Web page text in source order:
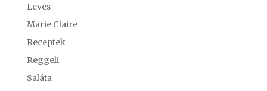
Leves
Marie Claire
Receptek
Reggeli
Saláta